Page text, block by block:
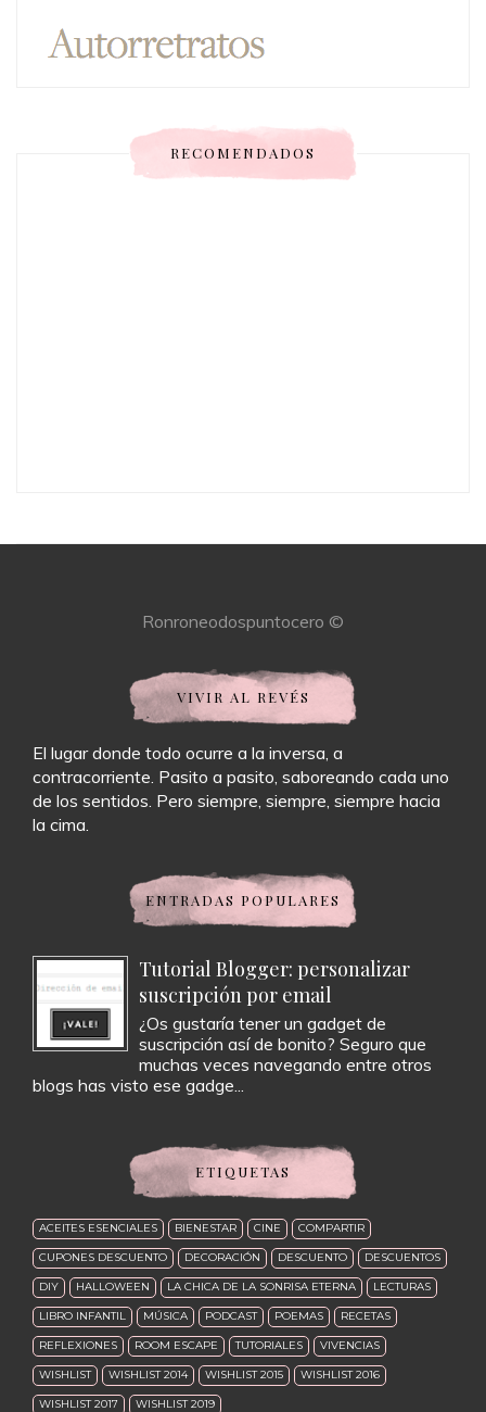
RECOMENDADOS
Ronroneodospuntocero ©
VIVIR AL REVÉS
El lugar donde todo ocurre a la inversa, a
contracorriente. Pasito a pasito, saboreando cada uno
de los sentidos. Pero siempre, siempre, siempre hacia
la cima.
ENTRADAS POPULARES
Tutorial Blogger: personalizar
suscripción por email
¿Os gustaría tener un gadget de
suscripción así de bonito? Seguro que
muchas veces navegando entre otros
blogs has visto ese gadge...
ETIQUETAS
ACEITES ESENCIALES BIENESTAR CINE COMPARTIR
CUPONES DESCUENTO DECORACIÓN DESCUENTO DESCUENTOS
DIY HALLOWEEN LA CHICA DE LA SONRISA ETERNA LECTURAS
LIBRO INFANTIL MÚSICA PODCAST POEMAS RECETAS
REFLEXIONES ROOM ESCAPE TUTORIALES VIVENCIAS
WISHLIST WISHLIST 2014 WISHLIST 2015 WISHLIST 2016
WISHLIST 2017 WISHLIST 2019